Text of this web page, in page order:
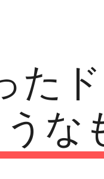
た
う